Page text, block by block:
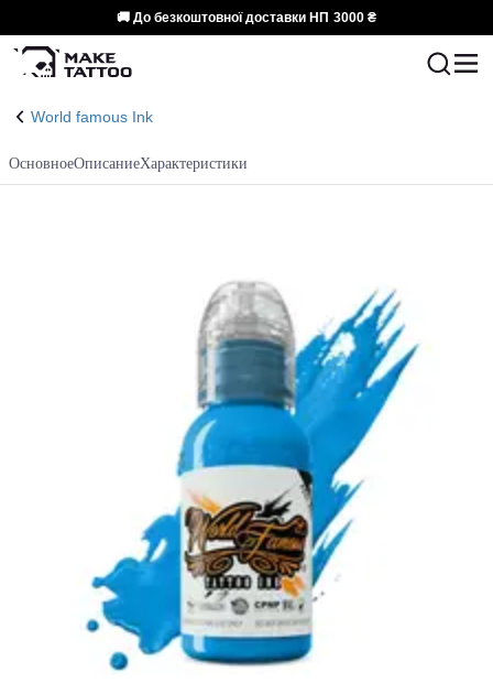
🚚 До безкоштовної доставки НП 3000 ₴
World famous Ink
ОсновноеОписаниеХарактеристики